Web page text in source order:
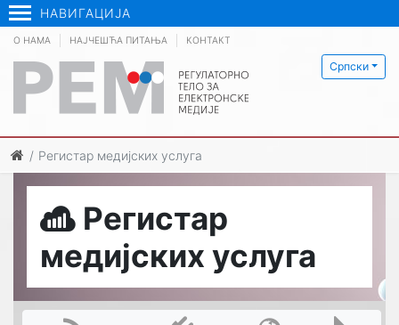
НАВИГАЦИЈА
Српски
О НАМА НАЈЧЕШЋА ПИТАЊА КОНТАКТ
Регистар медијских услуга
Регистар
медијских услуга